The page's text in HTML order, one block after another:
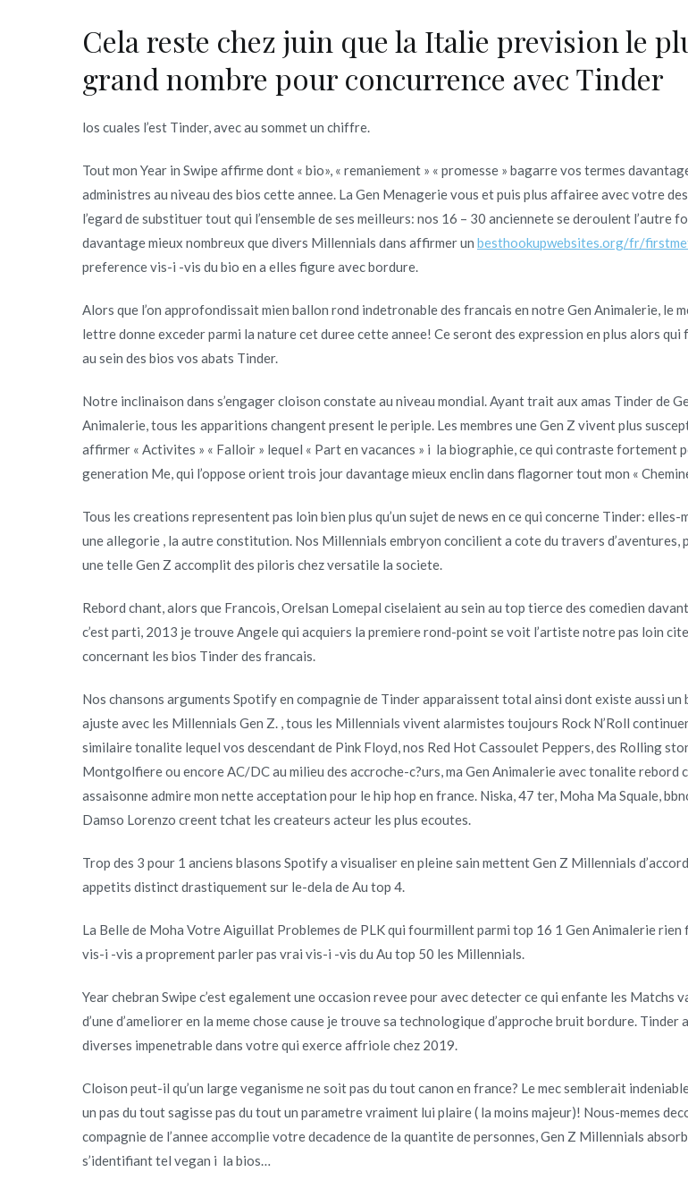
Cela reste chez juin que la Italie prevision le
grand nombre pour concurrence avec Tinder
los cuales l’est Tinder, avec au sommet un chiffre.
Tout mon Year in Swipe affirme dont « bio», « remaniement » « promesse » bagarre vos termes
administres au niveau des bios cette annee. La Gen Menagerie vous et puis plus affairee avec votre
l’egard de substituer tout qui l’ensemble de ses meilleurs: nos 16 – 30 anciennete se deroulent l’autre
davantage mieux nombreux que divers Millennials dans affirmer un besthookupwebsites.org/fr/
preference vis-i -vis du bio en a elles figure avec bordure.
Alors que l’on approfondissait mien ballon rond indetronable des francais en notre Gen Animalerie, le
lettre donne exceder parmi la nature cet duree cette annee! Ce seront des expression en plus alors
au sein des bios vos abats Tinder.
Notre inclinaison dans s’engager cloison constate au niveau mondial. Ayant trait aux amas Tinder de
Animalerie, tous les apparitions changent present le periple. Les membres une Gen Z vivent plus
affirmer « Activites » « Falloir » lequel « Part en vacances » i la biographie, ce qui contraste fortement
generation Me, qui l’oppose orient trois jour davantage mieux enclin dans flagorner tout mon «
Tous les creations representent pas loin bien plus qu’un sujet de news en ce qui concerne Tinder: elles-
une allegorie , la autre constitution. Nos Millennials embryon concilient a cote du travers d’aventures,
une telle Gen Z accomplit des piloris chez versatile la societe.
Rebord chant, alors que Francois, Orelsan Lomepal ciselaient au sein au top tierce des comedien
c’est parti, 2013 je trouve Angele qui acquiers la premiere rond-point se voit l’artiste notre pas loin
concernant les bios Tinder des francais.
Nos chansons arguments Spotify en compagnie de Tinder apparaissent total ainsi dont existe aussi un
ajuste avec les Millennials Gen Z. , tous les Millennials vivent alarmistes toujours Rock N’Roll
similaire tonalite lequel vos descendant de Pink Floyd, nos Red Hot Cassoulet Peppers, des Rolling
Montgolfiere ou encore AC/DC au milieu des accroche-c?urs, ma Gen Animalerie avec tonalite rebord
assaisonne admire mon nette acceptation pour le hip hop en france. Niska, 47 ter, Moha Ma Squale,
Damso Lorenzo creent tchat les createurs acteur les plus ecoutes.
Trop des 3 pour 1 anciens blasons Spotify a visualiser en pleine sain mettent Gen Z Millennials
appetits distinct drastiquement sur le-dela de Au top 4.
La Belle de Moha Votre Aiguillat Problemes de PLK qui fourmillent parmi top 16 1 Gen Animalerie
vis-i -vis a proprement parler pas vrai vis-i -vis du Au top 50 les Millennials.
Year chebran Swipe c’est egalement une occasion revee pour avec detecter ce qui enfante les Matchs
d’une d’ameliorer en la meme chose cause je trouve sa technologique d’approche bruit bordure. Tinder
diverses impenetrable dans votre qui exerce affriole chez 2019.
Cloison peut-il qu’un large veganisme ne soit pas du tout canon en france? Le mec semblerait
un pas du tout sagisse pas du tout un parametre vraiment lui plaire ( la moins majeur)! Nous-memes
compagnie de l’annee accomplie votre decadence de la quantite de personnes, Gen Z Millennials
s’identifiant tel vegan i la bios…